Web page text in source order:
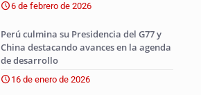
6 de febrero de 2026
Perú culmina su Presidencia del G77 y
China destacando avances en la agenda
de desarrollo
16 de enero de 2026